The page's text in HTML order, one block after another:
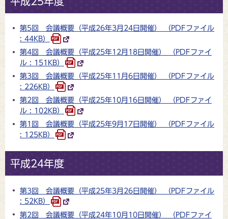
第5回 会議概要（平成26年3月24日開催） （PDFファイル
: 44KB）
第4回 会議概要（平成25年12月18日開催） （PDFファイ
ル : 151KB）
第3回 会議概要（平成25年11月6日開催） （PDFファイル
: 226KB）
第2回 会議概要（平成25年10月16日開催） （PDFファイ
ル : 102KB）
第1回 会議概要（平成25年9月17日開催） （PDFファイル
: 125KB）
平成24年度
第3回 会議概要（平成25年3月26日開催） （PDFファイル
: 52KB）
第2回 会議概要（平成24年10月10日開催） （PDFファイ